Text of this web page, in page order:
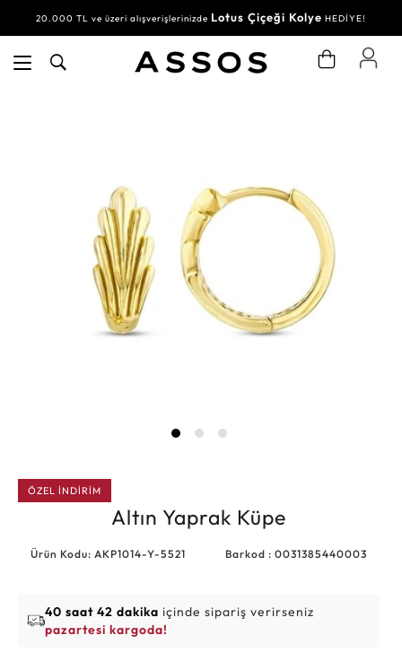
20.000 TL ve üzeri alışverişlerinizde Lotus Çiçeği Kolye HEDİYE!
ÖZEL İNDİRİM
Altın Yaprak Küpe
Ürün Kodu: AKP1014-Y-5521 Barkod : 0031385440003
40 saat 42 dakika içinde sipariş verirseniz
pazartesi kargoda!